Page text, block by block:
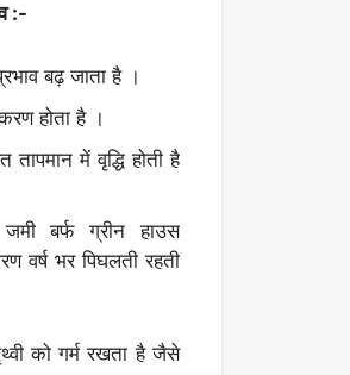
:-
बढ़ जाता है ।
होता है ।
में वृद्धि होती है
जमी बर्फ ग्रीन हाउस
वर्ष भर पिघलती रहती
को गर्म रखता है जैसे